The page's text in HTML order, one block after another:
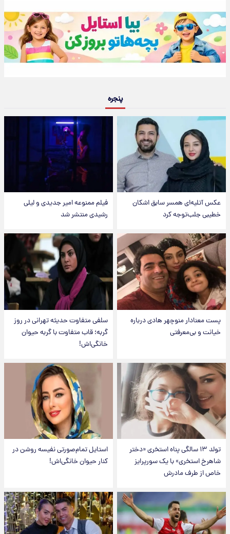
پنجره
عکس‌ آتلیه‌ای همسر سابق اشکان
خطیبی جلب‌توجه کرد
فیلم ممنوعه امیر جدیدی و لیلی
رشیدی منتشر شد
پست معنادار منوچهر هادی درباره
خیانت و بی‌معرفتی
سلفی متفاوت حدیثه تهرانی در روز
گربه؛ قاب متفاوت با گربه حیوان
خانگی‌اش!
تولد ۱۳ سالگی پناه استخری «دختر
شاهرخ استخری» با یک سورپرایز
خاص از طرف مادرش
استایل تمام‌صورتی نفیسه روشن در
کنار حیوان خانگی‌اش!